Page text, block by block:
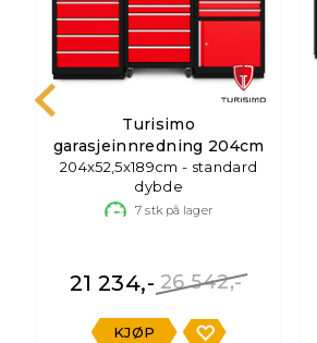
Turisimo
garasjeinnredning 204cm
204x52,5x189cm - standard
dybde
7 stk på lager
26 542,-
21 234,-
KJØP